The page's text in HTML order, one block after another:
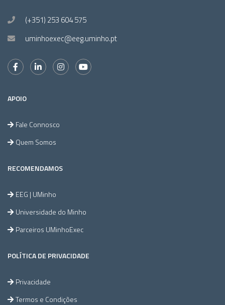
(+351) 253 604 575
uminhoexec@eeg.uminho.pt
APOIO
Fale Connosco
Quem Somos
RECOMENDAMOS
EEG | UMinho
Universidade do Minho
Parceiros UMinhoExec
POLÍTICA DE PRIVACIDADE
Privacidade
Termos e Condições